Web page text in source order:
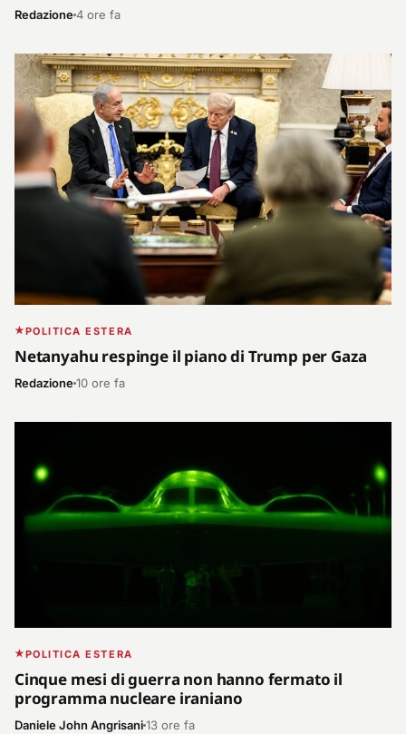
Redazione4 ore fa
POLITICA ESTERA
Netanyahu respinge il piano di Trump per Gaza
Redazione10 ore fa
POLITICA ESTERA
Cinque mesi di guerra non hanno fermato il
programma nucleare iraniano
Daniele John Angrisani13 ore fa